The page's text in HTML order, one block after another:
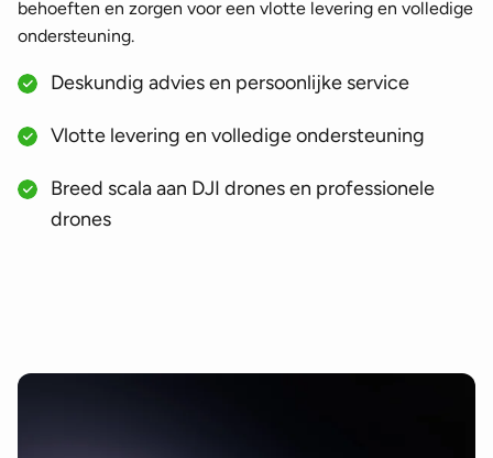
behoeften en zorgen voor een vlotte levering en volledige
ondersteuning.
Deskundig advies en persoonlijke service
Vlotte levering en volledige ondersteuning
Breed scala aan DJI drones en professionele
drones